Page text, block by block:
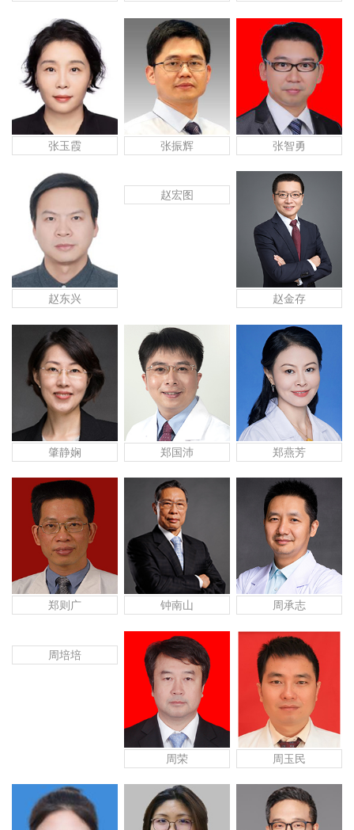
张玉霞 张振辉 张智勇
赵东兴
赵宏图
赵金存
肇静娴 郑国沛 郑燕芳
郑则广 钟南山 周承志
周培培
周荣 周玉民